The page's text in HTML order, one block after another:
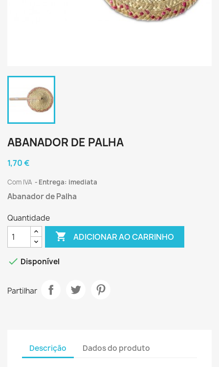
ABANADOR DE PALHA
1,70 €
Com IVA Entrega: imediata
Abanador de Palha
Quantidade
 ADICIONAR AO CARRINHO
 Disponível
Partilhar
Descrição Dados do produto